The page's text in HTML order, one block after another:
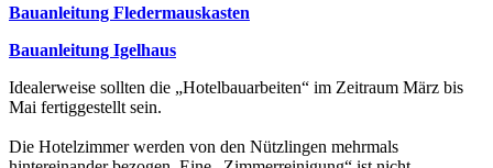
Bauanleitung Fledermauskasten
Bauanleitung Igelhaus
Idealerweise sollten die „Hotelbauarbeiten“ im Zeitraum März bis
Mai fertiggestellt sein.
Die Hotelzimmer werden von den Nützlingen mehrmals